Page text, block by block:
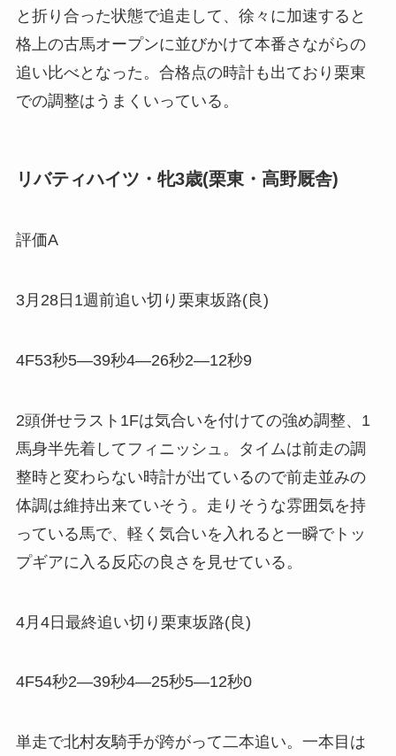
と折り合った状態で追走して、徐々に加速すると
格上の古馬オープンに並びかけて本番さながらの
追い比べとなった。合格点の時計も出ており栗東
での調整はうまくいっている。
リバティハイツ・牝3歳(栗東・高野厩舎)
評価A
3月28日1週前追い切り栗東坂路(良)
4F53秒5―39秒4―26秒2―12秒9
2頭併せラスト1Fは気合いを付けての強め調整、1
馬身半先着してフィニッシュ。タイムは前走の調
整時と変わらない時計が出ているので前走並みの
体調は維持出来ていそう。走りそうな雰囲気を持
っている馬で、軽く気合いを入れると一瞬でトッ
プギアに入る反応の良さを見せている。
4月4日最終追い切り栗東坂路(良)
4F54秒2―39秒4―25秒5―12秒0
単走で北村友騎手が跨がって二本追い。一本目は